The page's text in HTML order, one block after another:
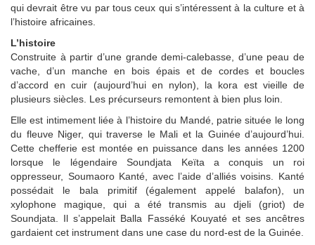
qui devrait être vu par tous ceux qui s’intéressent à la culture et à
l’histoire africaines.
L’histoire
Construite à partir d’une grande demi-calebasse, d’une peau de
vache, d’un manche en bois épais et de cordes et boucles
d’accord en cuir (aujourd’hui en nylon), la kora est vieille de
plusieurs siècles. Les précurseurs remontent à bien plus loin.
Elle est intimement liée à l’histoire du Mandé, patrie située le long
du fleuve Niger, qui traverse le Mali et la Guinée d’aujourd’hui.
Cette chefferie est montée en puissance dans les années 1200
lorsque le légendaire Soundjata Keïta a conquis un roi
oppresseur, Soumaoro Kanté, avec l’aide d’alliés voisins. Kanté
possédait le bala primitif (également appelé balafon), un
xylophone magique, qui a été transmis au djeli (griot) de
Soundjata. Il s’appelait Balla Fasséké Kouyaté et ses ancêtres
gardaient cet instrument dans une case du nord-est de la Guinée.